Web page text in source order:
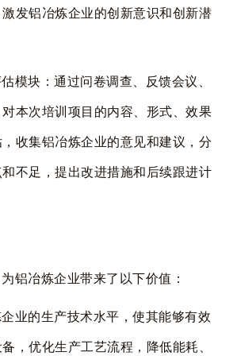
发铝冶炼企业的创新意识和创新潜
模块：通过问卷调查、反馈会议、
本次培训项目的内容、形式、效果
收集铝冶炼企业的意见和建议，分
不足，提出改进措施和后续跟进计
铝冶炼企业带来了以下价值：
业的生产技术水平，使其能够有效
，优化生产工艺流程，降低能耗、